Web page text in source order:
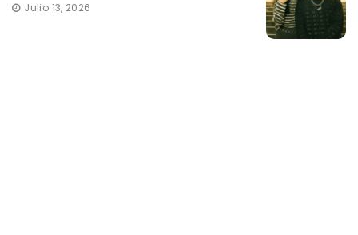
Julio 13, 2026